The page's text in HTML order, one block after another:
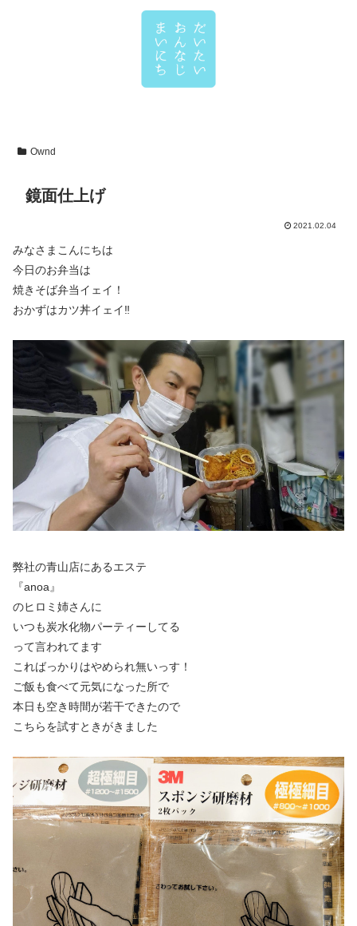
Ownd
鏡面仕上げ
2021.02.04
みなさまこんにちは
今日のお弁当は
焼きそば弁当イェイ！
おかずはカツ丼イェイ‼
弊社の青山店にあるエステ
『anoa』
のヒロミ姉さんに
いつも炭水化物パーティーしてる
って言われてます
こればっかりはやめられ無いっす！
ご飯も食べて元気になった所で
本日も空き時間が若干できたので
こちらを試すときがきました